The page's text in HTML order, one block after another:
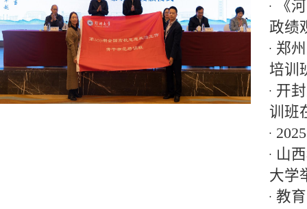
《
政绩
郑
培训
开
训班
山
大学
教